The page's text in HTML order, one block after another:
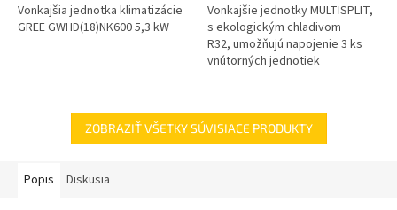
Vonkajšia jednotka klimatizácie
GREE GWHD(18)NK600 5,3 kW
Vonkajšie jednotky MULTISPLIT,
s ekologickým chladivom
R32, umožňujú napojenie 3 ks
vnútorných jednotiek
kazetové,...
ZOBRAZIŤ VŠETKY SÚVISIACE PRODUKTY
Popis Diskusia